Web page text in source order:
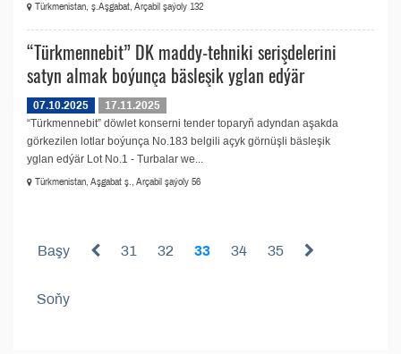
Türkmenistan, ş.Aşgabat, Arçabil şaýoly 132
“Türkmennebit” DK maddy-tehniki serişdelerini
satyn almak boýunça bäsleşik yglan edýär
07.10.2025
17.11.2025
“Türkmennebit” döwlet konserni tender toparyň adyndan aşakda
görkezilen lotlar boýunça No.183 belgili açyk görnüşli bäsleşik
yglan edýär Lot No.1 - Turbalar we...
Türkmenistan, Aşgabat ş., Arçabil şaýoly 56
Başy 31 32 33 34 35
Soňy